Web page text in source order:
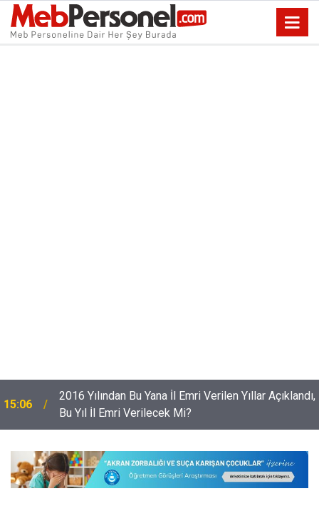
14:28
Risk Grubundaki 9 Bin 842 Çocuk; Sanata ve Spora
Yönlendirildi